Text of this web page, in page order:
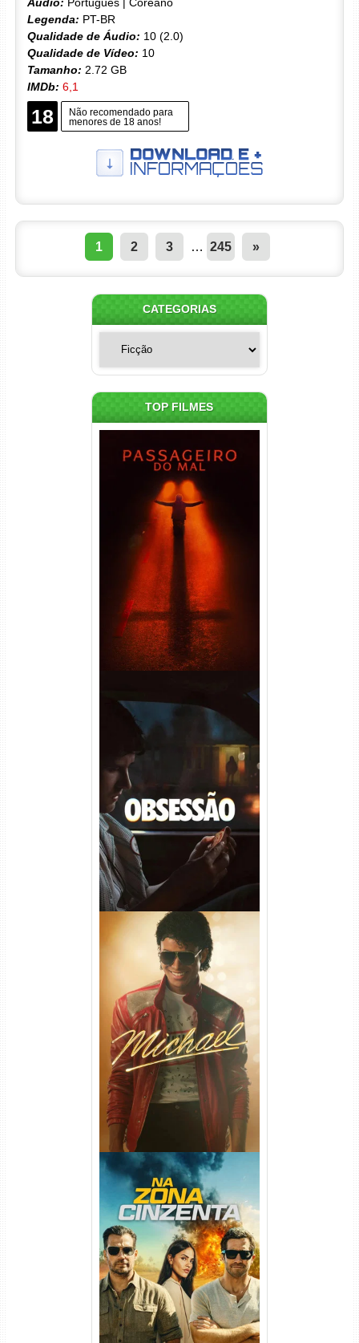
Legenda: PT-BR
Qualidade de Áudio: 10 (2.0)
Qualidade de Vídeo: 10
Tamanho: 2.72 GB
IMDb: 6,1
18
Não recomendado para
menores de 18 anos!
1 2 3 … 245 »
CATEGORIAS
TOP FILMES
Passageiro do Mal Torrent
(2026) WEB-DL 1080p Dual
Áudio
Obsessão Torrent (2026)
WEB-DL 1080p/4K Dual
Áudio
Michael Torrent (2026) WEB-
DL 1080p/4K Dual Áudio
Na Zona Cinzenta Torrent
(2026) WEB-DL 1080p/4K
Dual Áudio